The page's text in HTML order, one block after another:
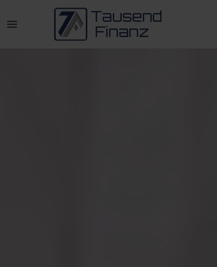
Zum Hauptinhalt springen